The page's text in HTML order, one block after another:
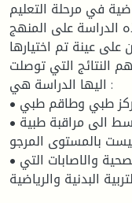
في مرحلة التعليم
الدراسة على المنهج
على عينة تم اختيارها
، ومن اهم النتائج التي توصلت
اليها الدراسة هي :
• عدم توفر المؤسسات التربوية على مركز طبي وطاقم طبي
• خضوع تلاميذ مرحلة التعليم المتوسط الى مراقبة طبية
بالمستوى المرجو
• وجود علاقة بين المراقبة الطبية والصحية والاصابات التي
البدنية والرياضية